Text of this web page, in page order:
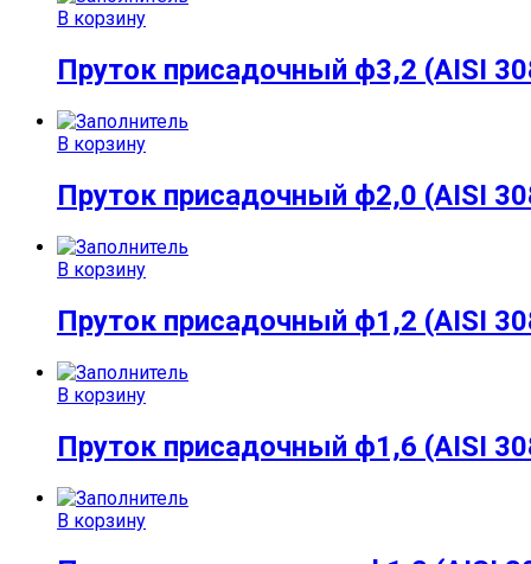
В корзину
Пруток присадочный ф3,2 (AISI
В корзину
Пруток присадочный ф2,0 (AISI
В корзину
Пруток присадочный ф1,2 (AISI
В корзину
Пруток присадочный ф1,6 (AISI
В корзину